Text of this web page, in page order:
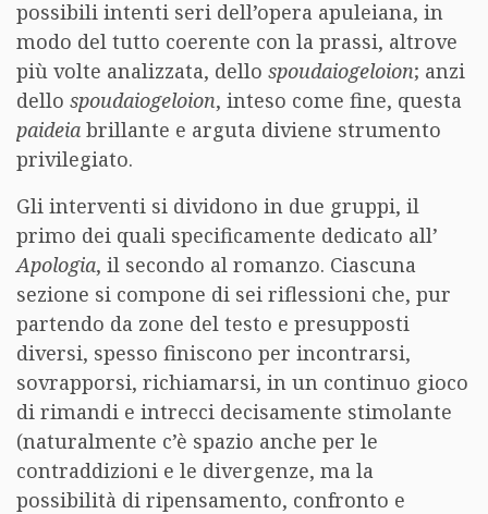
possibili intenti seri dell’opera apuleiana, in
modo del tutto coerente con la prassi, altrove
più volte analizzata, dello spoudaiogeloion; anzi
dello spoudaiogeloion, inteso come fine, questa
paideia brillante e arguta diviene strumento
privilegiato.
Gli interventi si dividono in due gruppi, il
primo dei quali specificamente dedicato all’
Apologia, il secondo al romanzo. Ciascuna
sezione si compone di sei riflessioni che, pur
partendo da zone del testo e presupposti
diversi, spesso finiscono per incontrarsi,
sovrapporsi, richiamarsi, in un continuo gioco
di rimandi e intrecci decisamente stimolante
(naturalmente c’è spazio anche per le
contraddizioni e le divergenze, ma la
possibilità di ripensamento, confronto e